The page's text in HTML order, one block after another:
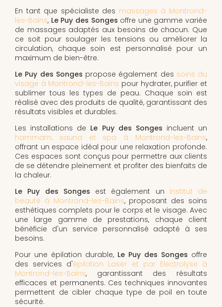
En tant que spécialiste des massages à Montrond-
les-Bains, Le Puy des Songes offre une gamme variée
de massages adaptés aux besoins de chacun. Que
ce soit pour soulager les tensions ou améliorer la
circulation, chaque soin est personnalisé pour un
maximum de bien-être.
Le Puy des Songes propose également des soins du
visage à Montrond-les-Bains pour hydrater, purifier et
sublimer tous les types de peau. Chaque soin est
réalisé avec des produits de qualité, garantissant des
résultats visibles et durables.
Les installations de Le Puy des Songes incluent un
hammam, sauna et spa à Montrond-les-Bains,
offrant un espace idéal pour une relaxation profonde.
Ces espaces sont conçus pour permettre aux clients
de se détendre pleinement et profiter des bienfaits de
la chaleur.
Le Puy des Songes est également un institut de
beauté à Montrond-les-Bains, proposant des soins
esthétiques complets pour le corps et le visage. Avec
une large gamme de prestations, chaque client
bénéficie d'un service personnalisé adapté à ses
besoins.
Pour une épilation durable, Le Puy des Songes offre
des services d'épilation Laser et par Electrolyse à
Montrond-les-Bains, garantissant des résultats
efficaces et permanents. Ces techniques innovantes
permettent de cibler chaque type de poil en toute
sécurité.